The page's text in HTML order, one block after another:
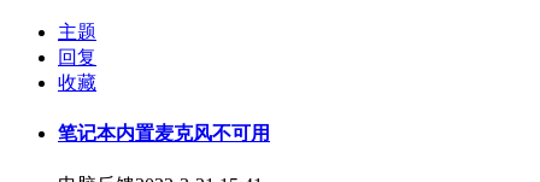
主题
回复
收藏
笔记本内置麦克风不可用